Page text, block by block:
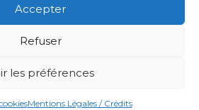
Accepter
Refuser
les préférences
Mentions Légales / Crédits
- 9 avenue Saint-Remy - 57600 FORBACH -
Communication